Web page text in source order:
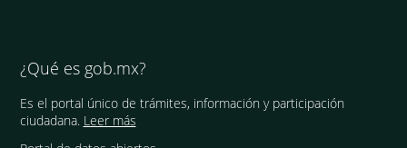
¿Qué es gob.mx?
Es el portal único de trámites, información y participación
ciudadana. Leer más